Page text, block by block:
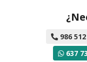
986
637